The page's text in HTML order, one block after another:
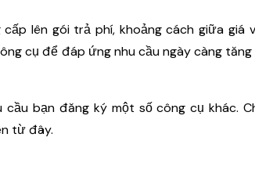
lên gói trả phí, khoảng cách giữa giá
cụ để đáp ứng nhu cầu ngày càng tăng
bạn đăng ký một số công cụ khác.
từ đây.